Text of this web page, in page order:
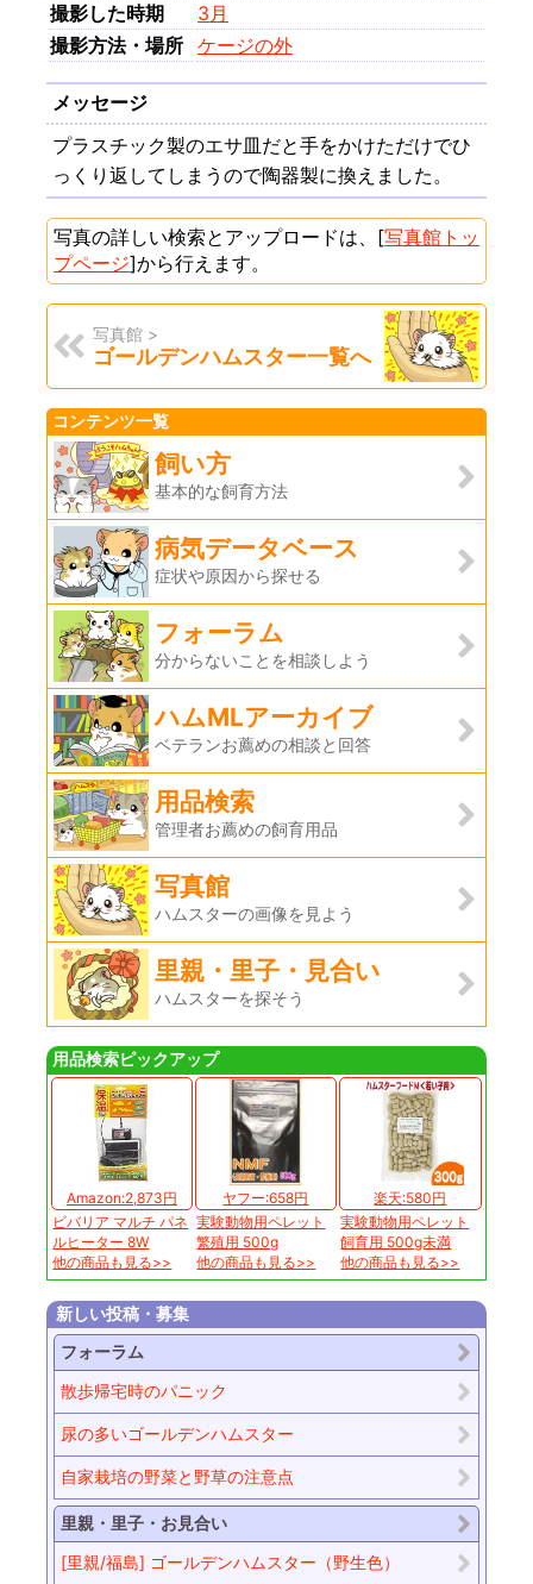
撮影した時期
3月
撮影方法・場所 ケージの外
メッセージ
プラスチック製のエサ皿だと手をかけただけでひ
っくり返してしまうので陶器製に換えました。
写真の詳しい検索とアップロードは、[写真館トッ
プページ]から行えます。
写真館 >
ゴールデンハムスター一覧へ
コンテンツ一覧
飼い方
基本的な飼育方法
病気データベース
症状や原因から探せる
フォーラム
分からないことを相談しよう
ハムMLアーカイブ
ベテランお薦めの相談と回答
用品検索
管理者お薦めの飼育用品
写真館
ハムスターの画像を見よう
里親・里子・見合い
ハムスターを探そう
用品検索ピックアップ
Amazon:2,873円
ビバリア マルチ パネ
ルヒーター 8W
他の商品も見る>>
ヤフー:658円
実験動物用ペレット
繁殖用 500g
他の商品も見る>>
楽天:580円
実験動物用ペレット
飼育用 500g未満
他の商品も見る>>
新しい投稿・募集
フォーラム
散歩帰宅時のパニック
尿の多いゴールデンハムスター
自家栽培の野菜と野草の注意点
里親・里子・お見合い
[里親/福島] ゴールデンハムスター（野生色）